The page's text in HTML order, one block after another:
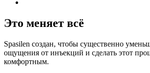
Это меняет всё
Spasilen создан, чтобы существенно
ощущения от инъекций и сделать этот
комфортным.